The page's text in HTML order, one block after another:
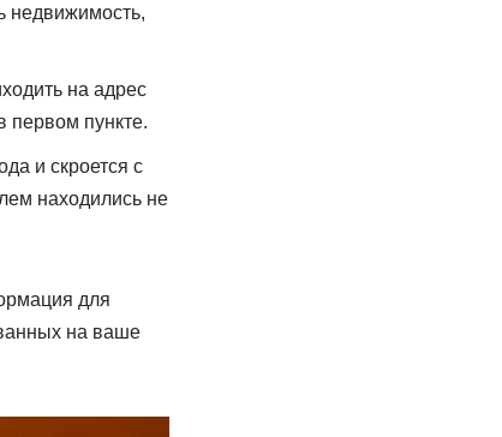
недвижимость,
на адрес
первом пункте.
и скроется с
находились не
для
на ваше